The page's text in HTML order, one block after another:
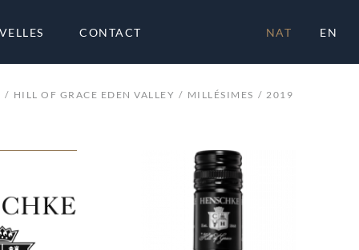
CONTACT NAT EN
HILL OF GRACE EDEN VALLEY MILLÉSIMES 2019